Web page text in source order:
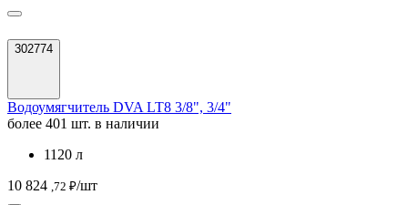
302774
Водоумягчитель DVA LT8 3/8", 3/4"
более 401 шт. в наличии
1120 л
10 824 ,72 ₽/шт